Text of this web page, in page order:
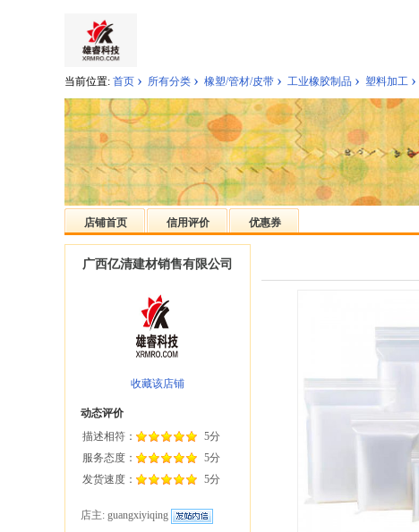
当前位置: 首页 › 所有分类 › 橡塑/管材/皮带 › 工业橡胶制品 › 塑料加工 ›
店铺首页 信用评价 优惠券
广西亿清建材销售有限公司
收藏该店铺
动态评价
描述相符：
5分
服务态度：
5分
发货速度：
5分
店主: guangxiyiqing